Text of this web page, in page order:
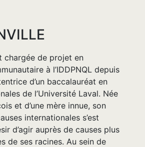
chargée de projet en
à l’IDDPNQL depuis
d’un baccalauréat en
de l’Université Laval. Née
et d’une mère innue, son
internationales s’est
d’agir auprès de causes plus
de ses racines. Au sein de